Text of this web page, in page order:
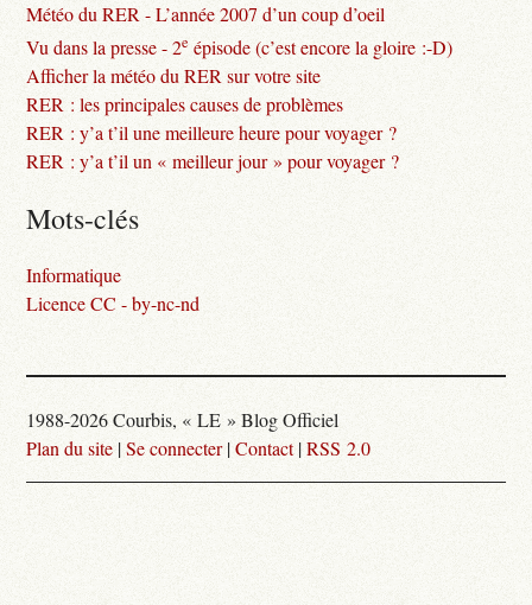
Météo du RER - L’année 2007 d’un coup d’oeil
Vu dans la presse - 2e épisode (c’est encore la gloire :-D)
Afficher la météo du RER sur votre site
RER : les principales causes de problèmes
RER : y’a t’il une meilleure heure pour voyager ?
RER : y’a t’il un « meilleur jour » pour voyager ?
Mots-clés
Informatique
Licence CC - by-nc-nd
1988-2026 Courbis, « LE » Blog Officiel
Plan du site |Se connecter|Contact|RSS 2.0